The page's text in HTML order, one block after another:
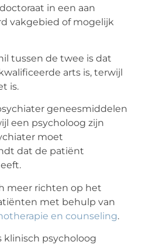
in een aan
vakgebied of mogelijk
tussen de twee is dat
arts is, terwijl
is.
geneesmiddelen
een psycholoog zijn
moet
dat de patiënt
meer richten op het
met behulp van
en counseling.
klinisch psycholoog